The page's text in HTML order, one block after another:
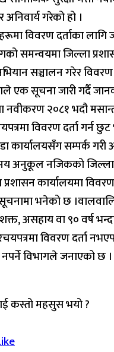
अनिवार्य गरेको हो ।
विवरण दर्ताका
समन्वयमा जिल्ला
सञ्चालन गरेर विवरण
एक सूचना जारी गर्दै
नवीकरण २०८१ भदौ
विवरण दर्ता गर्न
कार्यालयसँग सम्पर्क गरी
अनुकूल नजिकको जिल्ला
कार्यालयमा विवरण
भनेको छ
असहाय वा ९० वर्ष
विवरण दर्ता
नपर्ने विभागले जनाएको छ ।
कस्तो महसुस भयो ?